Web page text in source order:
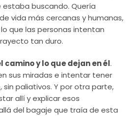
estaba buscando. Quería
vida más cercanas y humanas,
que las personas intentan
tan duro.
camino y lo que dejan en él.
sus miradas e intentar tener
sin paliativos. Y por otra parte,
allí y explicar esos
del bagaje que traía de esta